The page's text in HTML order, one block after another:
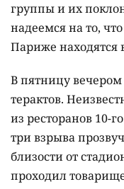
группы и их
надеемся на то,
Париже находятся
В пятницу
терактов.
из ресторанов 10-
три взрыва
близости от
проходил